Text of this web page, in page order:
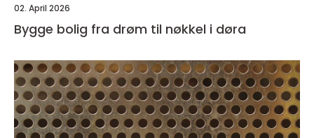
02. April 2026
Bygge bolig fra drøm til nøkkel i døra